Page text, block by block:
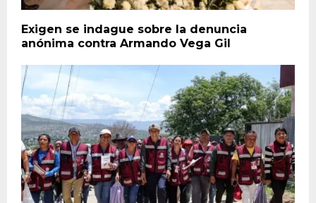
Exigen se indague sobre la denuncia
anónima contra Armando Vega Gil